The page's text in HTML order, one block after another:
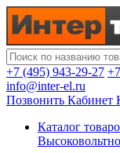
+7 (495) 943-29-27
info@inter-el.ru
Позвонить Кабинет
Каталог